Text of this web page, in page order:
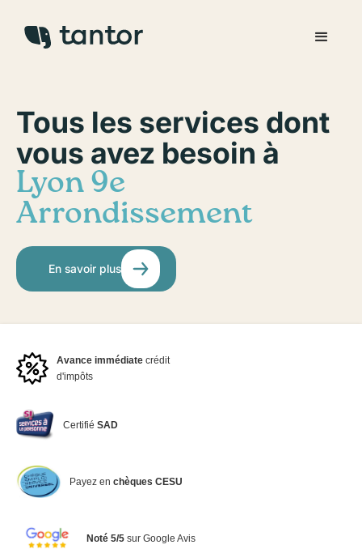
Tous les services dont
vous avez besoin à
Lyon 9e
Arrondissement
En savoir plus
Avance immédiate crédit
d'impôts
CertifiéSAD
Payez en chèques CESU
Noté 5/5sur Google Avis